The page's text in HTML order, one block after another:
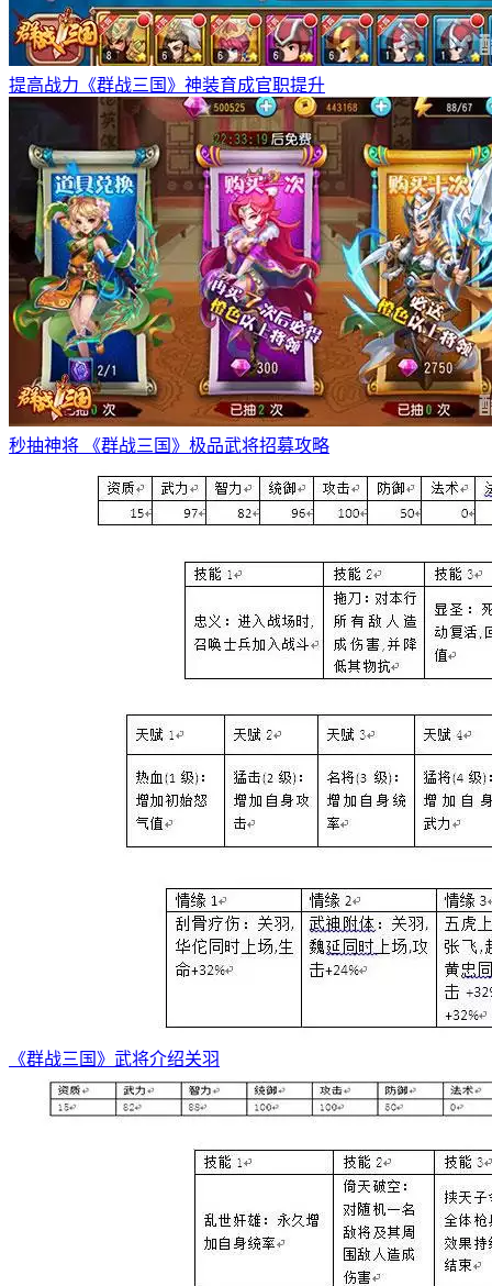
提高战力《群战三国》神装育成官职提升
秒抽神将 《群战三国》极品武将招募攻略
《群战三国》武将介绍关羽